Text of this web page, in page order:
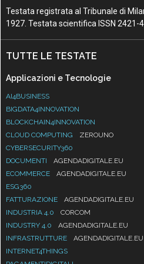
Testata registrata al Tribunale di
1927. Testata scientifica ISSN 2421-
TUTTE LE TESTATE
Applicazioni e Tecnologie
AI4BUSINESS
BIGDATA4INNOVATION
BLOCKCHAIN4INNOVATION
CLOUD COMPUTING
ZEROUNO
CYBERSECURITY360
DOCUMENTI
AGENDADIGITALE.EU
ECOMMERCE
AGENDADIGITALE.EU
ESG360
FATTURAZIONE
AGENDADIGITALE.EU
INDUSTRIA 4.0
CORCOM
INDUSTRY 4.0
AGENDADIGITALE.EU
INFRASTRUTTURE
AGENDADIGITALE.EU
INTERNET4THINGS